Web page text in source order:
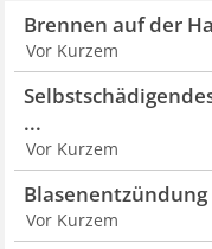
Brennen auf der
Vor Kurzem
...
Vor Kurzem
Vor Kurzem